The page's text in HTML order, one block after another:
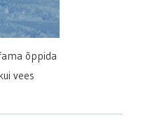
õppida
vees